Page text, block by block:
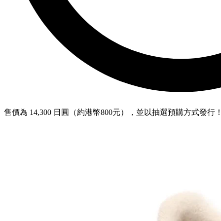
售價為 14,300 日圓（約港幣800元），並以抽選預購方式發行